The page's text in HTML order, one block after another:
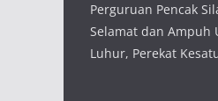
Perguruan Pencak
Selamat dan Ampuh
Luhur, Perekat